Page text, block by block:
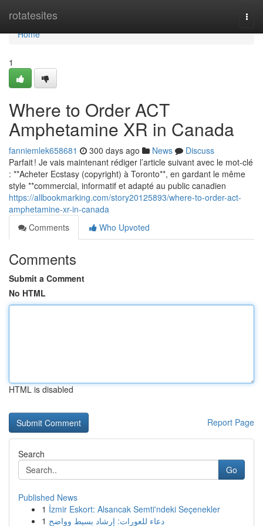
rotatesites
Home
Home
1
Where to Order ACT
Amphetamine XR in Canada
fanniemlek658681 300 days ago News
Discuss
Parfait ! Je vais maintenant rédiger l’article suivant avec le mot-clé
: **Acheter Ecstasy (copyright) à Toronto**, en gardant le même
style **commercial, informatif et adapté au public canadien
https://allbookmarking.com/story20125893/where-to-order-act-
amphetamine-xr-in-canada
Comments
Who Upvoted
Comments
Submit a Comment
No HTML
HTML is disabled
Report Page
Search
Go
Published News
1 İzmir Eskort: Alsancak Semti'ndeki Seçenekler
1 دعاء للعورات: إرشاد بسيط وواضح